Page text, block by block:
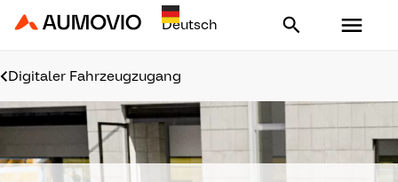
Aumovio - Homepage
Digitaler Fahrzeugzugang